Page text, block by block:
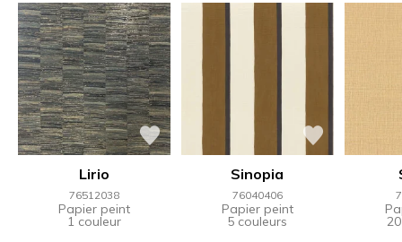
Lirio
76512038
Papier peint
1 couleur
Sinopia
76040406
Papier peint
5 couleurs